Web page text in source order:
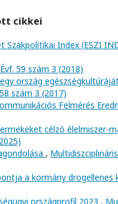
cikkei
Szakpolitikai Index (ESZI
59 szám 3 (2018)
ország
szám 3 (2017)
Felmérés
célzó élelmiszer-
,
a kormány drogellenes
országprofil 2023 ,